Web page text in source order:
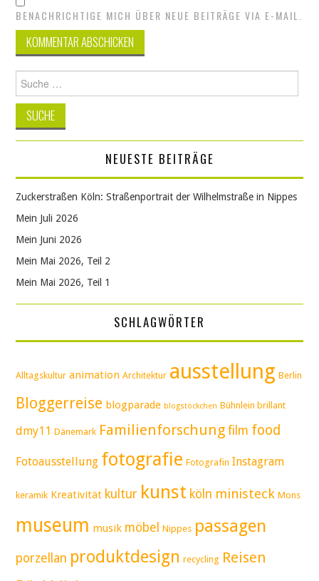
BENACHRICHTIGE MICH ÜBER NEUE BEITRÄGE VIA E-MAIL.
Suche
nach:
NEUESTE BEITRÄGE
Zuckerstraßen Köln: Straßenportrait der Wilhelmstraße in Nippes
Mein Juli 2026
Mein Juni 2026
Mein Mai 2026, Teil 2
Mein Mai 2026, Teil 1
SCHLAGWÖRTER
Alltagskultur animation Architektur ausstellung Berlin
Bloggerreise blogparade blogstöckchen Bühnlein brillant
dmy11 Dänemark Familienforschung film food
Fotoausstellung fotografie Fotografin Instagram
keramik Kreativität kultur kunst köln ministeck Mons
museum musik möbel Nippes passagen
porzellan produktdesign recycling Reisen